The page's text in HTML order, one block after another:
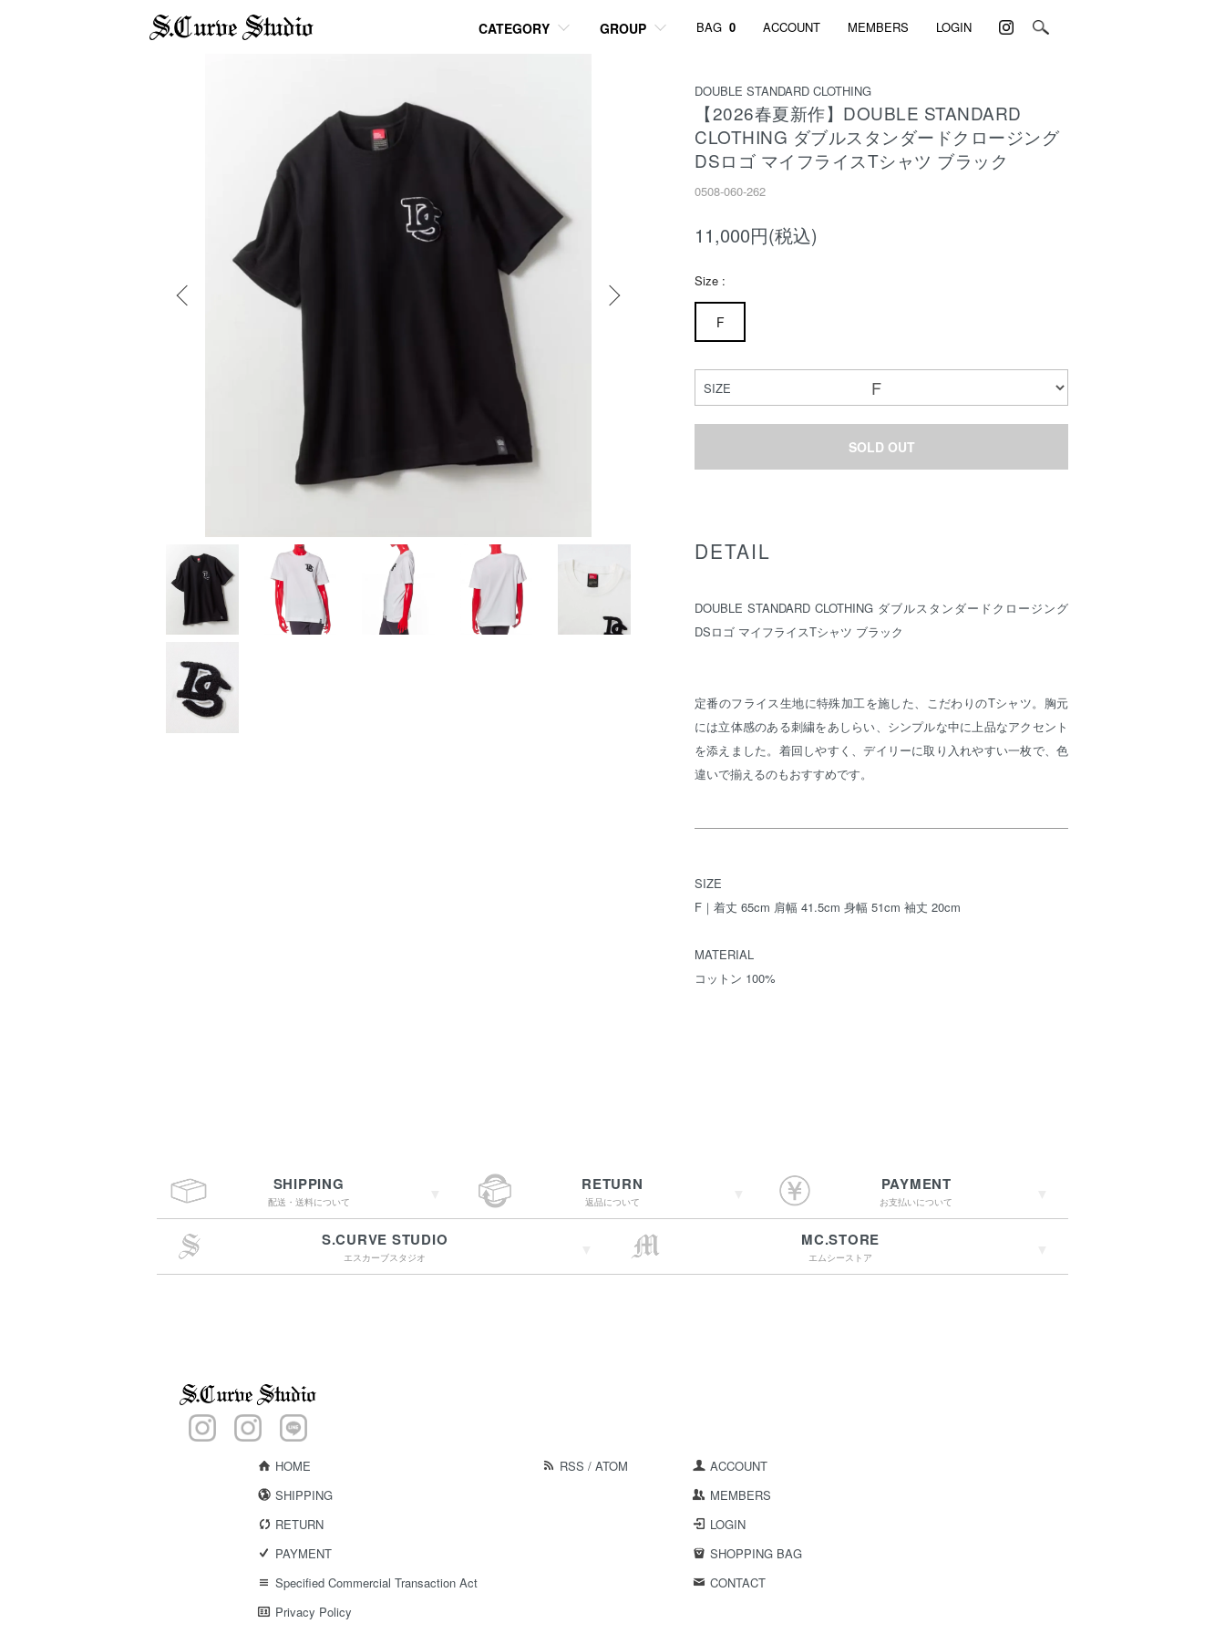
CATEGORY GROUP BAG 0 ACCOUNT MEMBERS LOGIN
DOUBLE STANDARD CLOTHING
【2026春夏新作】DOUBLE STANDARD
CLOTHING ダブルスタンダードクロージング
DSロゴ マイフライスTシャツ ブラック
0508-060-262
11,000円(税込)
Size :
F
SIZE
SOLD OUT
DETAIL
DOUBLE STANDARD CLOTHING ダブルスタンダードクロージング
DSロゴ マイフライスTシャツ ブラック
定番のフライス生地に特殊加工を施した、こだわりのTシャツ。胸元
には立体感のある刺繍をあしらい、シンプルな中に上品なアクセント
を添えました。着回しやすく、デイリーに取り入れやすい一枚で、色
違いで揃えるのもおすすめです。
SIZE
F｜着丈 65cm 肩幅 41.5cm 身幅 51cm 袖丈 20cm
MATERIAL
コットン 100%
SHIPPING
配送・送料について
￥4,400（税込）以上
最短翌営業日配送
RETURN
返品について
PAYMENT
お支払いについて
S.CURVE STUDIO
エスカーブスタジオ
MC.STORE
エムシーストア
HOME
SHIPPING
RETURN
PAYMENT
Specified Commercial Transaction Act
Privacy Policy
RSS / ATOM
ACCOUNT
MEMBERS
LOGIN
SHOPPING BAG
CONTACT